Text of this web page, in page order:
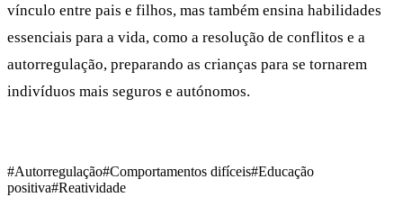
vínculo entre pais e filhos, mas também ensina habilidades
essenciais para a vida, como a resolução de conflitos e a
autorregulação, preparando as crianças para se tornarem
indivíduos mais seguros e autónomos.
#Autorregulação#Comportamentos difíceis#Educação
positiva#Reatividade